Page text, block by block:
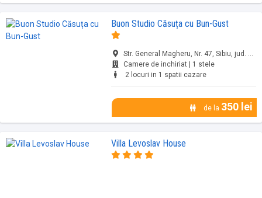
Buon Studio Căsuța cu Bun-Gust
Str. General Magheru, Nr. 47, Sibiu, jud. Sibiu
Camere de inchiriat | 1 stele
2 locuri in 1 spatii cazare
de la 350 lei
Villa Levoslav House